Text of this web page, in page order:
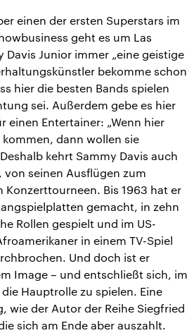
einen der ersten Superstars im
geht es um Las
Davis Junior immer „eine geistige
bekomme schon
hier die besten Bands spielen
sei. Außerdem gebe es hier
einen Entertainer: „Wenn hier
dann wollen sie
kehrt Sammy Davis auch
seinen Ausflügen zum
Konzerttourneen. Bis 1963 hat er
gemacht, in zehn
Rollen gespielt und im US-
in einem TV-Spiel
Und doch ist er
Image – und entschließt sich, im
die Hauptrolle zu spielen. Eine
wie der Autor der Reihe Siegfried
sich am Ende aber auszahlt.